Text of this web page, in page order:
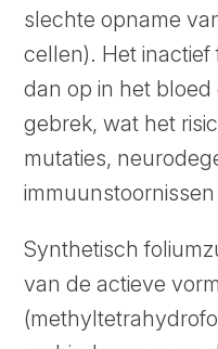
slechte opname
cellen). Het
dan op in het
gebrek, wat het
mutaties,
Synthetisch
van de actieve